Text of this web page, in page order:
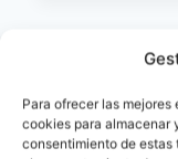
Para ofrecer las
cookies para almacenar
consentimiento de estas